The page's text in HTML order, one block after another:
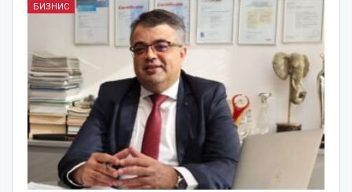
БИЗНИС